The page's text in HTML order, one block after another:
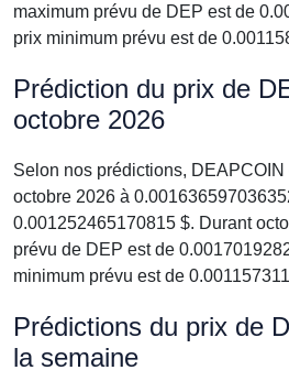
maximum prévu de DEP est de
prix minimum prévu est de
Prédiction du prix de
octobre 2026
Selon nos prédictions,
octobre 2026 à
0.001252465170815 $. Durant
prévu de DEP est de
minimum prévu est de
Prédictions du prix de
la semaine